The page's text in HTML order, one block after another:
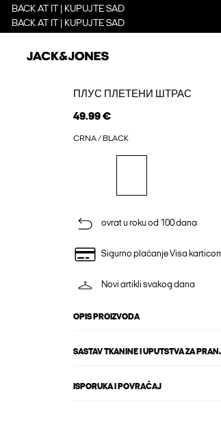
BACK AT IT | KUPUJTE SAD
BACK AT IT | KUPUJTE SAD
ПЛУС ПЛЕТЕНИ ШТРАС
49.99 €
CRNA / BLACK
ovrat u roku od 100 dana
Sigurno plaćanje Visa
Novi artikli svakog dana
OPIS PROIZVODA
SASTAV TKANINE I UPUTSTVA ZA
ISPORUKA I POVRAĆAJ